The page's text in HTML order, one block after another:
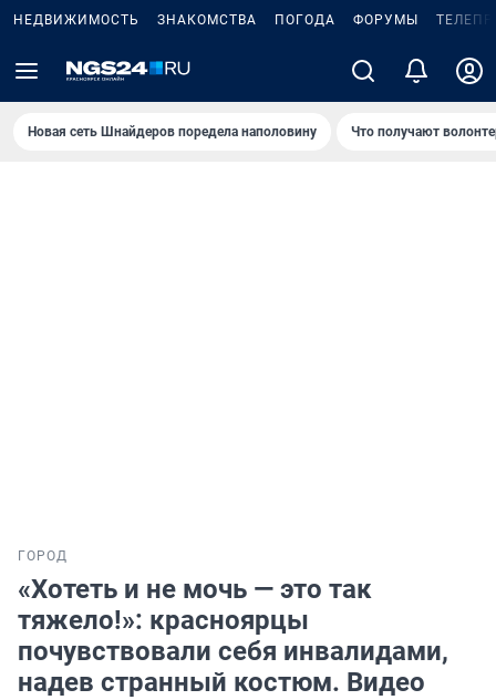
НЕДВИЖИМОСТЬ ЗНАКОМСТВА ПОГОДА ФОРУМЫ
Новая сеть Шнайдеров поредела наполовину Что получают
ГОРОД
«Хотеть и не мочь — это так
тяжело!»: красноярцы
почувствовали себя инвалидами,
надев странный костюм. Видео